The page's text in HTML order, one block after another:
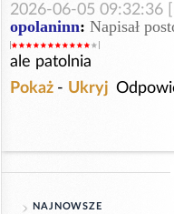
2026-06-05 09:32:36
opolaninn: Napisał
ale patolnia
Pokaż - Ukryj
NAJNOWSZE